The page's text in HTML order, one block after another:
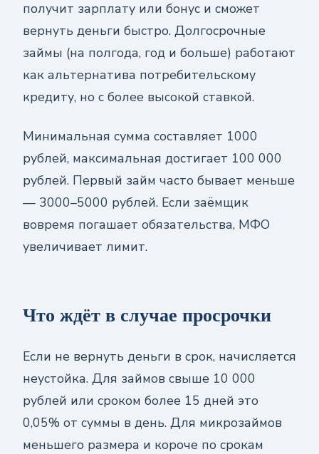
получит зарплату или бонус и сможет
вернуть деньги быстро. Долгосрочные
займы (на полгода, год и больше) работают
как альтернатива потребительскому
кредиту, но с более высокой ставкой.
Минимальная сумма составляет 1000
рублей, максимальная достигает 100 000
рублей. Первый займ часто бывает меньше
— 3000–5000 рублей. Если заёмщик
вовремя погашает обязательства, МФО
увеличивает лимит.
Что ждёт в случае просрочки
Если не вернуть деньги в срок, начисляется
неустойка. Для займов свыше 10 000
рублей или сроком более 15 дней это
0,05% от суммы в день. Для микрозаймов
меньшего размера и короче по срокам